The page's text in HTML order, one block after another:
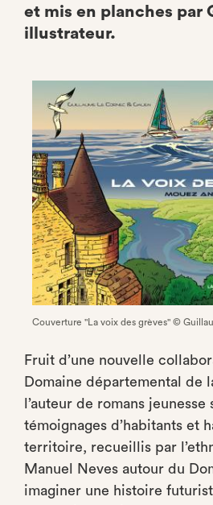
et mis en planches par
illustrateur.
Couverture "La voix des grèves" ©
Fruit d’une nouvelle
Domaine départemental de
l’auteur de romans jeunesse
témoignages d’habitants et
territoire, recueillis par
Manuel Neves autour du
imaginer une histoire